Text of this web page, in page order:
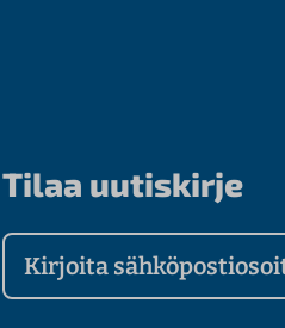
Tilaa uutiskirje
Kirjoita sähköpostiosoitteesi